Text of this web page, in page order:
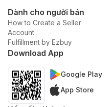
Dành cho người bán
How to Create a Seller
Account
Fulfillment by Ezbuy
Download App
Google Play
App Store